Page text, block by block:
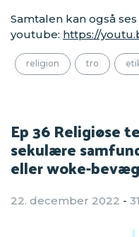
Samtalen kan også
youtube: https://
religion tro
Ep 36 Religiøse
sekulære
eller woke-
22. december 2022 -